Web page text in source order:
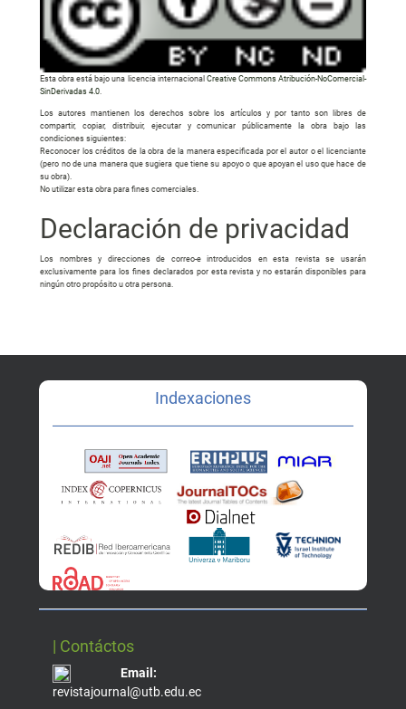
Esta obra está bajo una licencia internacionalCreative Commons Atribución-NoComercial-
SinDerivadas 4.0.
Los autores mantienen los derechos sobre los artículos y por tanto son libres de
compartir, copiar, distribuir, ejecutar y comunicar públicamente la obra bajo las
condiciones siguientes:
Reconocer los créditos de la obra de la manera especificada por el autor o el licenciante
(pero no de una manera que sugiera que tiene su apoyo o que apoyan el uso que hace de
su obra).
No utilizar esta obra para fines comerciales.
Declaración de privacidad
Los nombres y direcciones de correo-e introducidos en esta revista se usarán
exclusivamente para los fines declarados por esta revista y no estarán disponibles para
ningún otro propósito u otra persona.
Indexaciones
| Contáctos
Email:
revistajournal@utb.edu.ec